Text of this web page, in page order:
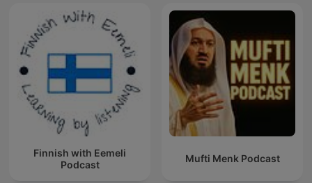
Finnish with Eemeli
Podcast
Mufti Menk Podcast